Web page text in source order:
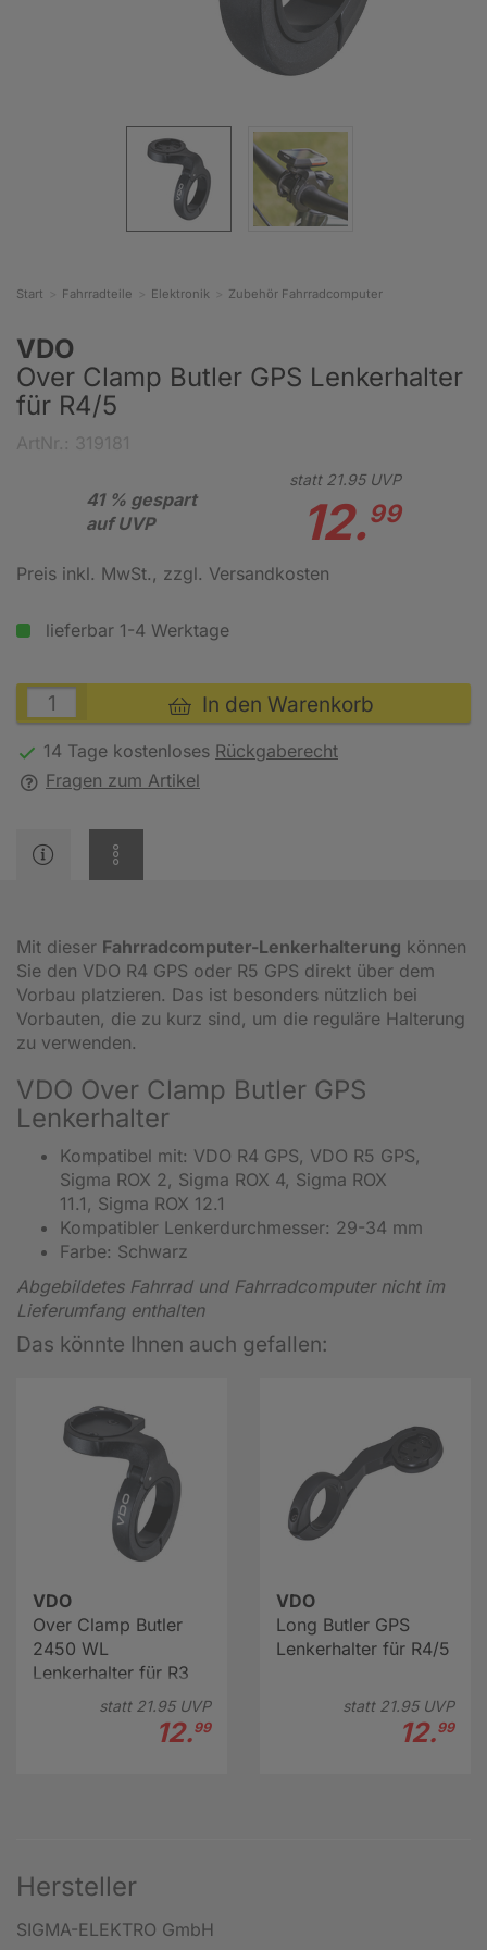
Start Fahrradteile Elektronik Zubehör Fahrradcomputer
VDO
Over Clamp Butler GPS Lenkerhalter
für R4/5
41 % gespart
auf UVP
statt 21.95UVP
12.99
Preis inkl. MwSt., zzgl. Versandkosten
lieferbar 1-4 Werktage
In den Warenkorb
14 Tage kostenloses Rückgaberecht
Fragen zum Artikel
Mit dieser Fahrradcomputer-Lenkerhalterung können
Sie den VDO R4 GPS oder R5 GPS direkt über dem
Vorbau platzieren. Das ist besonders nützlich bei
Vorbauten, die zu kurz sind, um die reguläre Halterung
zu verwenden.
VDO Over Clamp Butler GPS
Lenkerhalter
Kompatibel mit: VDO R4 GPS, VDO R5 GPS,
Sigma ROX 2, Sigma ROX 4, Sigma ROX
11.1, Sigma ROX 12.1
Kompatibler Lenkerdurchmesser: 29-34 mm
Farbe: Schwarz
Abgebildetes Fahrrad und Fahrradcomputer nicht im
Lieferumfang enthalten
Das könnte Ihnen auch gefallen:
VDO
Over Clamp Butler
2450 WL
Lenkerhalter für R3
statt 21.95UVP
12.99
VDO
Long Butler GPS
Lenkerhalter für R4/5
statt 21.95UVP
12.99
Hersteller
SIGMA-ELEKTRO GmbH